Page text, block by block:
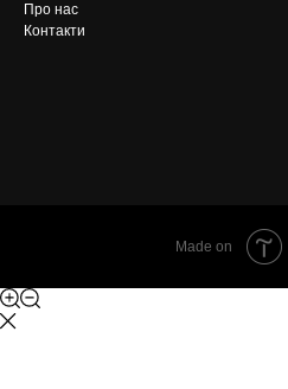
Про нас
Контакти
Made on